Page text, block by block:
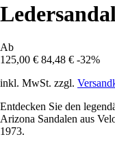
Ab
125,00 € 84,48 € -32%
inkl. MwSt. zzgl.
Entdecken Sie den
Arizona Sandalen aus
1973.